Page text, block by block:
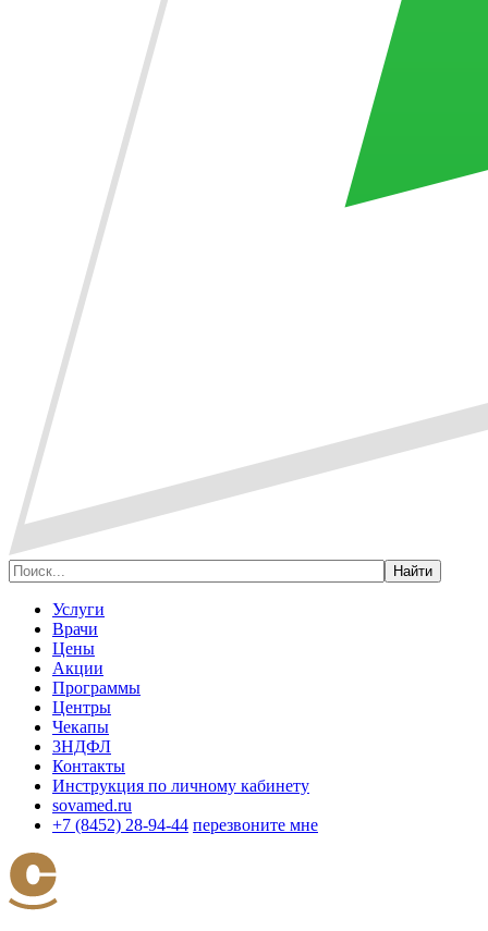
Услуги
Врачи
Цены
Акции
Программы
Центры
Чекапы
3НДФЛ
Контакты
Инструкция по личному кабинету
sovamed.ru
+7 (8452) 28-94-44 перезвоните мне